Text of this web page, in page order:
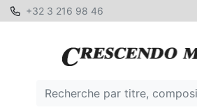
+32 3 216 98 46